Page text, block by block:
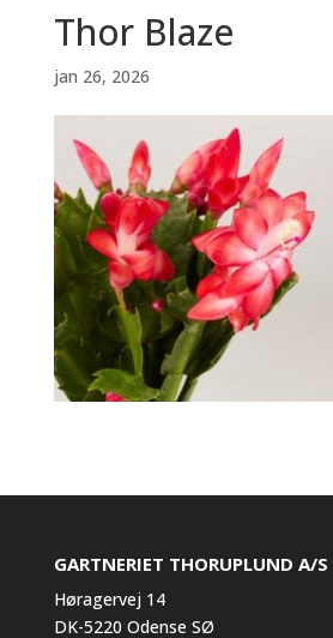
Thor Blaze
jan 26, 2026
GARTNERIET THORUPLUND A/S
Høragervej 14
DK-5220 Odense SØ